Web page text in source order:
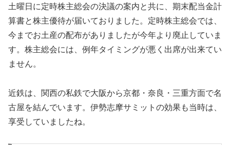
土曜日に定時株主総会の決議の案内と共に、期末配当金計
算書と株主優待が届いておりました。定時株主総会では、
今までお土産の配布がありましたが今年より廃止していま
す。株主総会には、例年タイミングが悪く出席が出来てい
ません。
近鉄は、関西の私鉄で大阪から京都・奈良・三重方面で名
古屋を結んでいます。伊勢志摩サミットの効果も当時は、
享受していましたね。